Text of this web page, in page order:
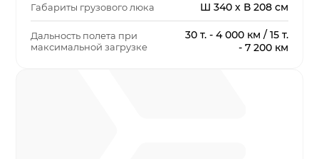
Габариты грузового люка Ш 340 х В 208 см
Дальность полета при
максимальной загрузке
30 т. - 4 000 км / 15 т.
- 7 200 км